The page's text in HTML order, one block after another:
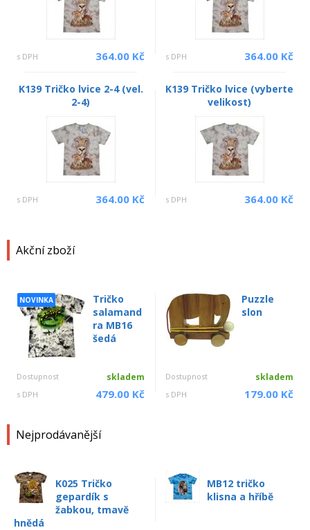
Akční zboží
NOVINKA
Tričko
salamand
ra MB16
šedá
Dostupnost skladem
s DPH 479.00 Kč
Puzzle
slon
Dostupnost skladem
s DPH 179.00 Kč
Nejprodávanější
K025 Tričko
gepardík s
žabkou, tmavě
hnědá
MB12 tričko
klisna a hříbě
s DPH 364.00 Kč s DPH 364.00 Kč
K139 Tričko lvice 2-4 (vel.
2-4)
s DPH 364.00 Kč
K139 Tričko lvice (vyberte
velikost)
s DPH 364.00 Kč